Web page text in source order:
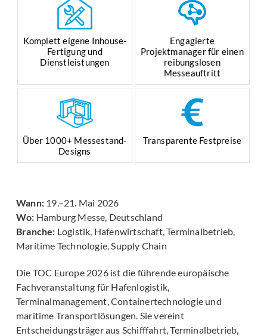
Komplett eigene Inhouse-
Fertigung und
Dienstleistungen
Engagierte
Projektmanager für einen
reibungslosen
Messeauftritt
Über 1000+ Messestand-
Designs
Transparente Festpreise
Wann: 19.–21. Mai 2026
Wo: Hamburg Messe, Deutschland
Branche: Logistik, Hafenwirtschaft, Terminalbetrieb,
Maritime Technologie, Supply Chain
Die TOC Europe 2026 ist die führende europäische
Fachveranstaltung für Hafenlogistik,
Terminalmanagement, Containertechnologie und
maritime Transportlösungen. Sie vereint
Entscheidungsträger aus Schifffahrt, Terminalbetrieb,